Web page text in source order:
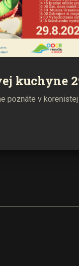
kuchyne
poznáte v